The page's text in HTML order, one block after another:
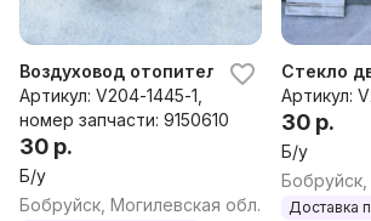
Воздуховод отопителя (печки) Volvo
Артикул: V204-1445-1,
номер запчасти: 9150610
30 р.
Б/у
Бобруйск, Могилевская обл.
Стекло
Артикул:
30 р.
Б/у
Доставка